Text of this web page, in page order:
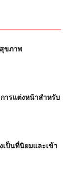
ขภาพ
ารแต่งหน้าสำหรับ
ป็นที่นิยมและเข้า